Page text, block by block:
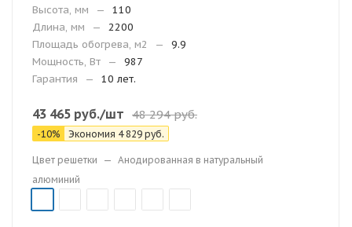
Высота, мм
—
110
Длина, мм
—
2200
Площадь обогрева, м2
—
9.9
Мощность, Вт
—
987
Гарантия
— 10 лет.
43 465 руб./шт 48 294руб.
-10% Экономия 4 829 руб.
Цвет решетки — Анодированная в натуральный
алюминий